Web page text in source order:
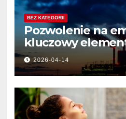
BEZ KATEGORII
Pozwolenie na
kluczowy
działalności
2026-04-14